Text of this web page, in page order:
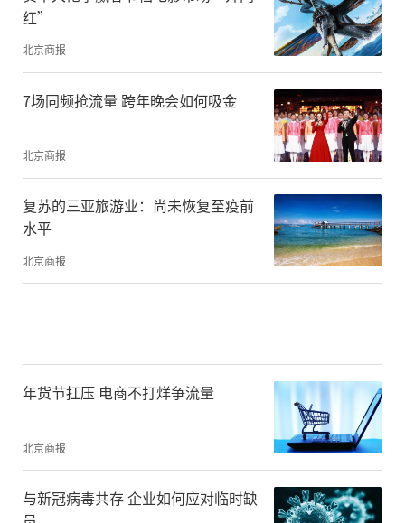
红”
北京商报
7场同频抢流量 跨年晚会如何吸金
北京商报
复苏的三亚旅游业：尚未恢复至疫前
水平
北京商报
年货节扛压 电商不打烊争流量
北京商报
与新冠病毒共存 企业如何应对临时缺